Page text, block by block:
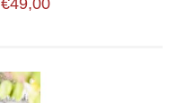
€49,00